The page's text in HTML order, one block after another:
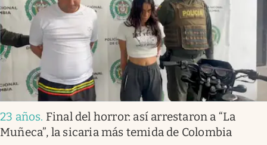
23 años. Final del horror: así arrestaron a “La
Muñeca”, la sicaria más temida de Colombia